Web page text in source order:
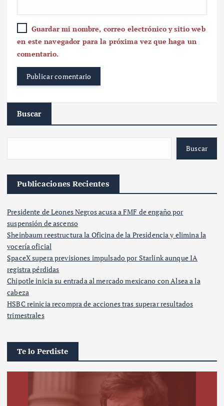
Guardar mi nombre, correo electrónico y sitio web
en este navegador para la próxima vez que haga un
comentario.
Buscar
Buscar
Publicaciones Recientes
Presidente de Leones Negros acusa a FMF de engaño por
suspensión de ascenso
Sheinbaum reestructura la Oficina de la Presidencia y elimina la
vocería oficial
SpaceX supera previsiones impulsado por Starlink aunque IA
registra pérdidas
Chipotle inicia su entrada al mercado mexicano con Alsea a la
cabeza
HSBC reinicia recompra de acciones tras superar resultados
trimestrales
Te lo Perdiste